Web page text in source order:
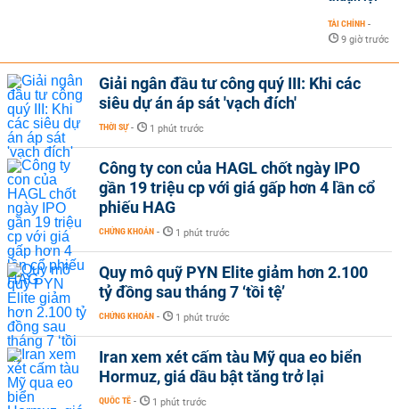
TÀI CHÍNH -
9 giờ trước
Giải ngân đầu tư công quý III: Khi các
siêu dự án áp sát 'vạch đích'
THỜI SỰ - 1 phút trước
Công ty con của HAGL chốt ngày IPO
gần 19 triệu cp với giá gấp hơn 4 lần cổ
phiếu HAG
CHỨNG KHOÁN - 1 phút trước
Quy mô quỹ PYN Elite giảm hơn 2.100
tỷ đồng sau tháng 7 ‘tồi tệ’
CHỨNG KHOÁN - 1 phút trước
Iran xem xét cấm tàu Mỹ qua eo biển
Hormuz, giá dầu bật tăng trở lại
QUỐC TẾ - 1 phút trước